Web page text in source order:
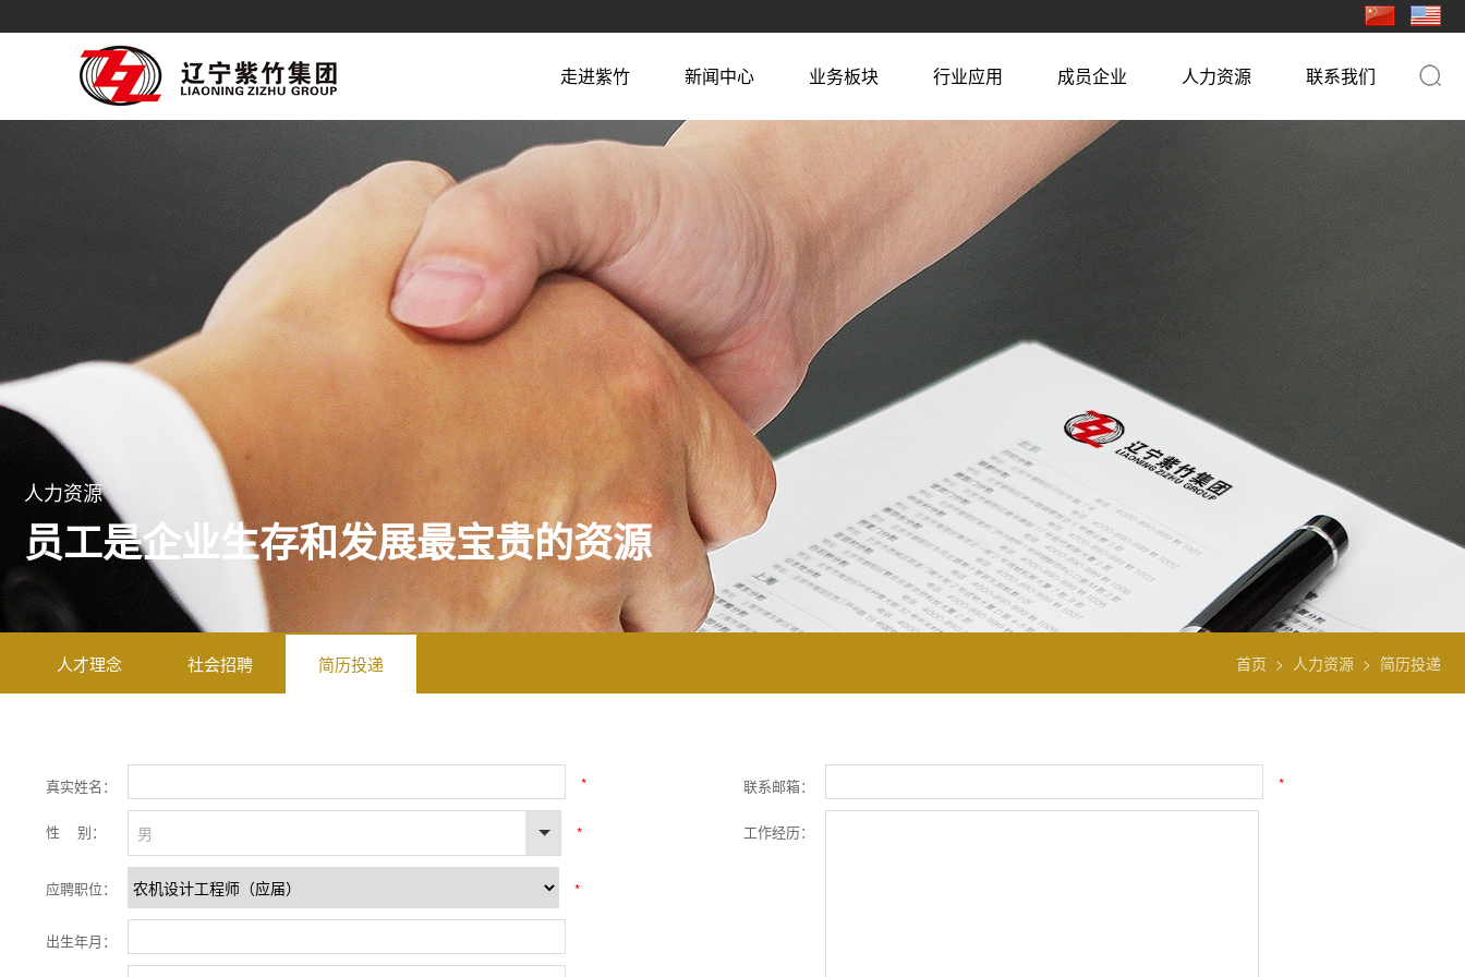
走进紫竹 新闻中心 业务板块 行业应用 成员企业 人力资源 联系我们
人力资源
员工是企业生存和发展最宝贵的资源
人才理念 社会招聘 简历投递 首页 > 人力资源 > 简历投递
真实姓名： *
性 别： 男 *
应聘职位： *
出生年月：
联系邮箱： *
工作经历：